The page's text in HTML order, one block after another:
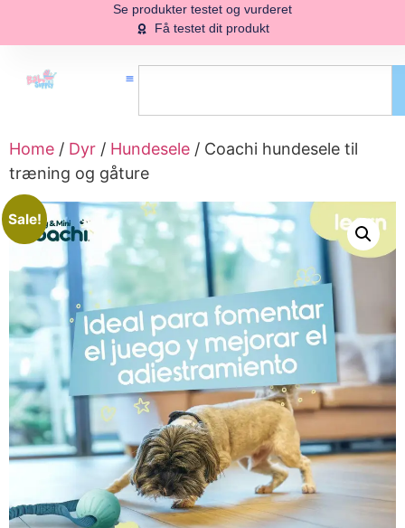
Se produkter testet og vurderet
Få testet dit produkt
Home / Dyr / Hundesele / Coachi hundesele til
træning og gåture
Sale!